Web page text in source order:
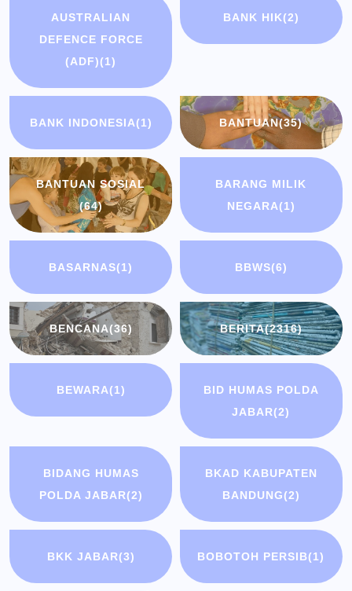
AUSTRALIAN
DEFENCE FORCE
(ADF)(1)
BANK HIK(2)
BANK INDONESIA(1) BANTUAN(35)
BANTUAN SOSIAL
(64)
BARANG MILIK
NEGARA(1)
BASARNAS(1) BBWS(6)
BENCANA(36) BERITA(2316)
BEWARA(1)
BID HUMAS POLDA
JABAR(2)
BIDANG HUMAS
POLDA JABAR(2)
BKAD KABUPATEN
BANDUNG(2)
BKK JABAR(3) BOBOTOH PERSIB(1)